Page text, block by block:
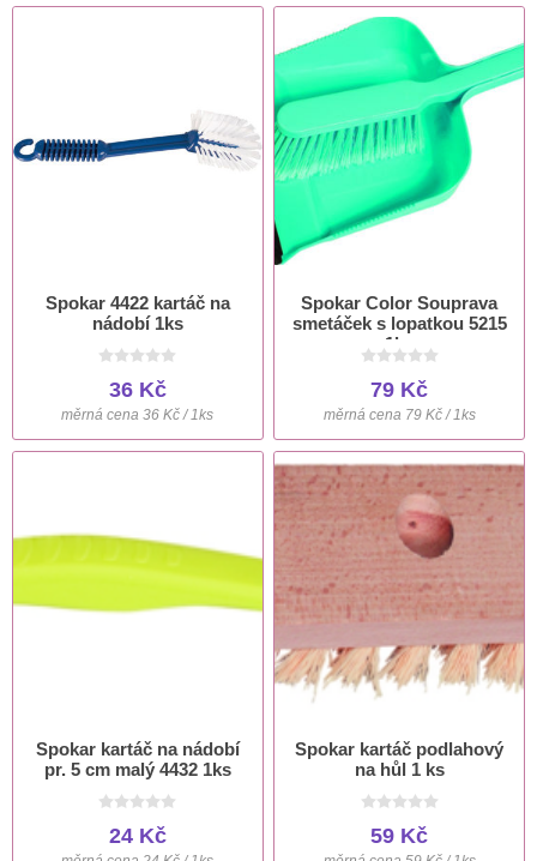
Spokar 4422 kartáč na
nádobí 1ks
36 Kč
měrná cena 36 Kč / 1ks
Spokar Color Souprava
smetáček s lopatkou 5215
1ks
79 Kč
měrná cena 79 Kč / 1ks
Spokar kartáč na nádobí
pr. 5 cm malý 4432 1ks
24 Kč
Spokar kartáč podlahový
na hůl 1 ks
59 Kč